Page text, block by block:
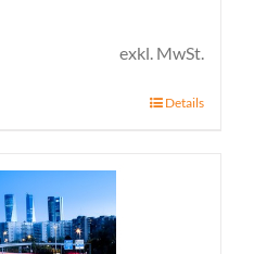
exkl. MwSt.
Details